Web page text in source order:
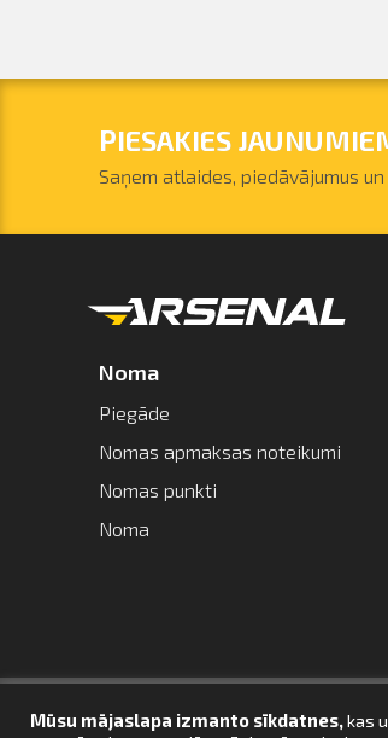
PIESAKIES
Saņem atlaides, piedāvājumus
Noma
Piegāde
Nomas apmaksas noteikumi
Nomas punkti
Noma
Mūsu mājaslapa izmanto sīkdatnes, kas